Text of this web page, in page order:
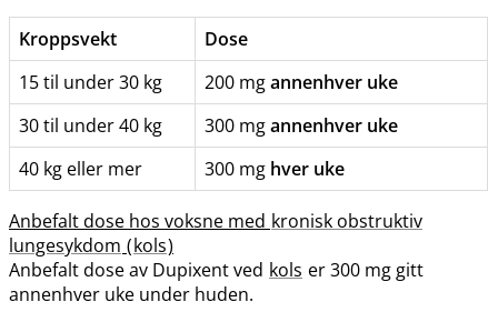
Kroppsvekt
Dose
15 til under 30 kg
200 mgannenhver uke
30 til under 40 kg
300 mgannenhver uke
40 kg eller mer
300 mg hver uke
Anbefalt dose hos voksne med kronisk obstruktiv
lungesykdom (kols)
Anbefalt dose av Dupixent ved kols er 300 mg gitt
annenhver uke under huden.